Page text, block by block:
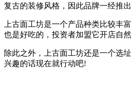
复古的装修风格，因此品牌一经推
上古面工坊是一个产品种类比较丰
也是好吃的，投资者加盟它开店自
除此之外，上古面工坊还是一个选
兴趣的话现在就行动吧!